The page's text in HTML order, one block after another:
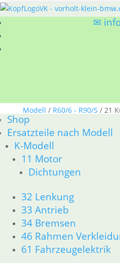
✉
Shop
Ersatzteile nach Modell
K-Modell
11 Motor
Dichtungen
32 Lenkung
33 Antrieb
34 Bremsen
46 Rahmen
61 Fahrzeugelektrik
Modell / R60/6 - R90/S / 21
21 Kupplung
BMW R60/6 - R90/S 21
1–15 von 18 Ergebnissen
2
→
Druckring im